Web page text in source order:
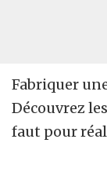
Fabriquer
Découvrez
faut pour